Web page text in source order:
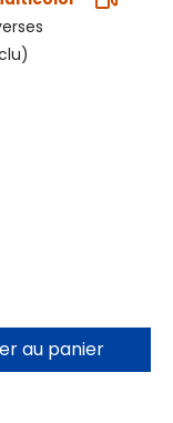
au panier